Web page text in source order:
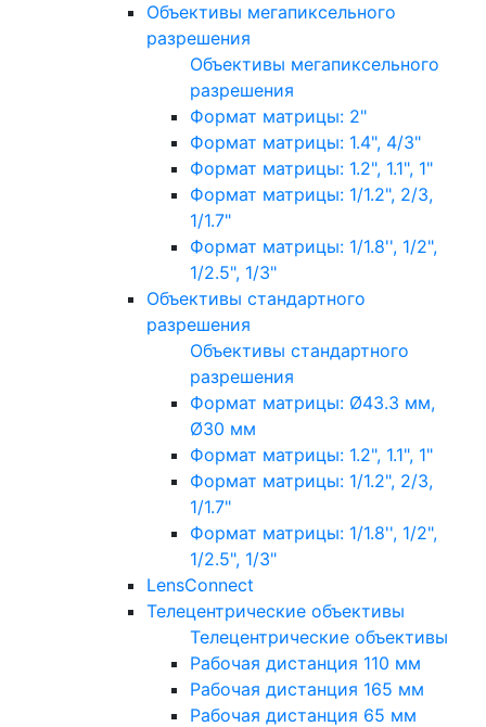
Объективы мегапиксельного
разрешения
Объективы мегапиксельного
разрешения
Формат матрицы: 2"
Формат матрицы: 1.4", 4/3"
Формат матрицы: 1.2", 1.1", 1"
Формат матрицы: 1/1.2", 2/3,
1/1.7"
Формат матрицы: 1/1.8'', 1/2",
1/2.5", 1/3"
Объективы стандартного
разрешения
Объективы стандартного
разрешения
Формат матрицы: Ø43.3 мм,
Ø30 мм
Формат матрицы: 1.2", 1.1", 1"
Формат матрицы: 1/1.2", 2/3,
1/1.7"
Формат матрицы: 1/1.8'', 1/2",
1/2.5", 1/3"
LensConnect
Телецентрические объективы
Телецентрические объективы
Рабочая дистанция 110 мм
Рабочая дистанция 165 мм
Рабочая дистанция 65 мм